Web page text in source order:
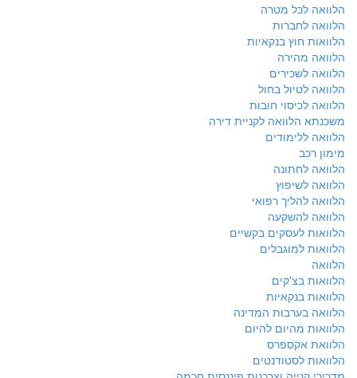
הלוואה לכל מטרה
הלוואה לחברות
הלוואות חוץ בנקאיות
הלוואה מהירה
הלוואה לשכירים
הלוואה לטיול בחול
הלוואה לכיסוי חובות
משכנתא הלוואה לקניית דירה
הלוואה ללימודים
מימון רכב
הלוואה לחתונה
הלוואה לשיפוץ
הלוואה להליך רפואי
הלוואה להשקעה
הלוואות לעסקים בקשיים
הלוואות למוגבלים
הלוואה
הלוואות בצ'קים
הלוואות בנקאיות
הלוואה בערבות המדינה
הלוואות מהיום להיום
הלוואת אקספרס
הלוואות לסטודנטים